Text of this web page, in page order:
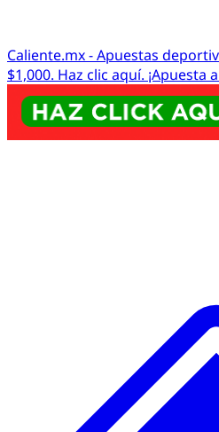
Caliente.mx - Apuestas
$1,000. Haz clic aquí. ¡Apuesta